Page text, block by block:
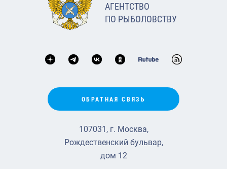
АГЕНТСТВО
ПО РЫБОЛОВСТВУ
ОБРАТНАЯ СВЯЗЬ
107031, г. Москва,
Рождественский бульвар,
дом 12